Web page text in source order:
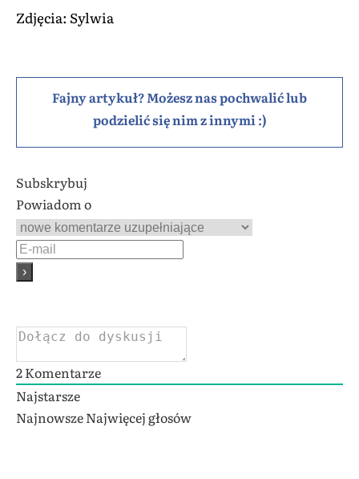
Zdjęcia: Sylwia
Fajny artykuł? Możesz nas pochwalić lub
podzielić się nim z innymi :)
Subskrybuj
Powiadom o
2Komentarze
Najstarsze
NajnowszeNajwięcej głosów